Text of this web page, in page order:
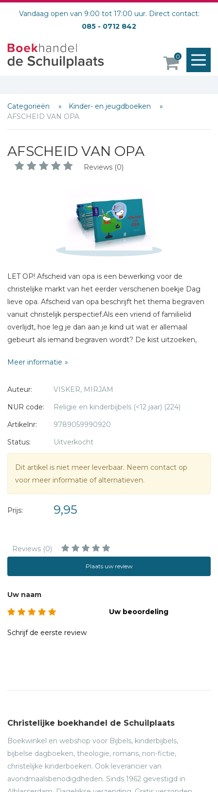
Vandaag open van 9:00 tot 17:00 uur. Direct contact:
085 - 0712 842
0
Categorieën
Kinder- en jeugdboeken
AFSCHEID VAN OPA
AFSCHEID VAN OPA
Reviews (0)
LET OP! Afscheid van opa is een bewerking voor de
christelijke markt van het eerder verschenen boekje Dag
lieve opa. Afscheid van opa beschrijft het thema begraven
vanuit christelijk perspectief.Als een vriend of familielid
overlijdt, hoe leg je dan aan je kind uit wat er allemaal
gebeurt als iemand begraven wordt? De kist uitzoeken,
Aan de hand van begrijpelijke tekst en heldere illustraties
begraven wordt.Achter in het boek kunnen kinderen iets
doen met hun verdriet; een herinnering opschrijven, een
Afscheid van opa een blijvende herinnering worden. Ook is
het mogelijk de knuffel LAPPA te bestellen. Dat kan via
www.gideonboeken.nl of www.vriendjevanlappa.nl.Voor
kinderen van 3 tot 9 jaar.
Meer informatie
Auteur:
VISKER, MIRJAM
NUR code:
Religie en kinderbijbels (<12 jaar) (224)
Artikelnr:
9789059990920
Status:
Uitverkocht
Dit artikel is niet meer leverbaar. Neem contact op
voor meer informatie of alternatieven.
Prijs: 9,95
Reviews (0)
Plaats uw review
* = verplicht
Uw naam
Uw beoordeling
Schrijf de eerste review
Christelijke boekhandel de Schuilplaats
Boekwinkel en webshop voor Bijbels, kinderbijbels,
bijbelse dagboeken, theologie, romans, non-fictie,
christelijke kinderboeken. Ook leverancier van
avondmaalsbenodigdheden. Sinds 1962 gevestigd in